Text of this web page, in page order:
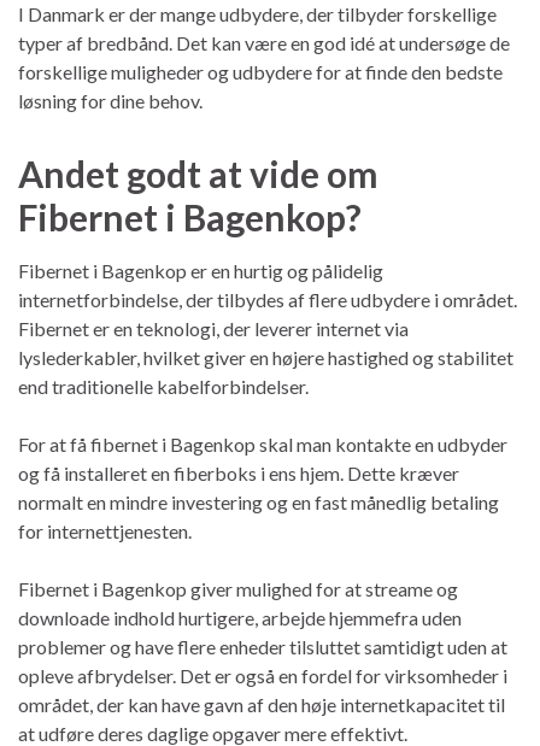
I Danmark er der mange udbydere, der tilbyder forskellige
typer af bredbånd. Det kan være en god idé at undersøge de
forskellige muligheder og udbydere for at finde den bedste
løsning for dine behov.
Andet godt at vide om
Fibernet i Bagenkop?
Fibernet i Bagenkop er en hurtig og pålidelig
internetforbindelse, der tilbydes af flere udbydere i området.
Fibernet er en teknologi, der leverer internet via
lyslederkabler, hvilket giver en højere hastighed og stabilitet
end traditionelle kabelforbindelser.
For at få fibernet i Bagenkop skal man kontakte en udbyder
og få installeret en fiberboks i ens hjem. Dette kræver
normalt en mindre investering og en fast månedlig betaling
for internettjenesten.
Fibernet i Bagenkop giver mulighed for at streame og
downloade indhold hurtigere, arbejde hjemmefra uden
problemer og have flere enheder tilsluttet samtidigt uden at
opleve afbrydelser. Det er også en fordel for virksomheder i
området, der kan have gavn af den høje internetkapacitet til
at udføre deres daglige opgaver mere effektivt.